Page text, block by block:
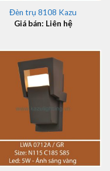
Đèn trụ 8108 Kazu
Giá bán: Liên hệ